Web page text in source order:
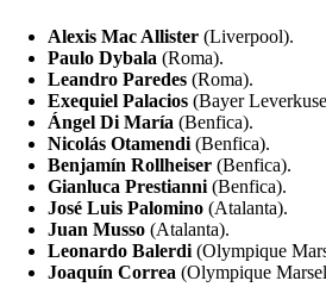
Alexis Mac Allister (Liverpool).
Paulo Dybala (Roma).
Leandro Paredes (Roma).
Exequiel Palacios (Bayer
Ángel Di María (Benfica).
Nicolás Otamendi (Benfica).
Benjamín Rollheiser (Benfica).
Gianluca Prestianni (Benfica).
José Luis Palomino (Atalanta).
Juan Musso (Atalanta).
Leonardo Balerdi (Olympique
Joaquín Correa (Olympique